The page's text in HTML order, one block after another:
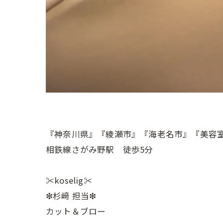
『神奈川県』『綾瀬市』『海老名市』『美容
相鉄線さがみ野駅 徒歩5分
✂︎koselig✂︎
❇︎杉﨑 担当❇︎
カット＆ブロー